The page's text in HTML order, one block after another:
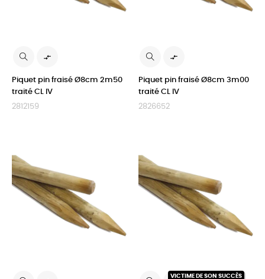

Piquet pin fraisé Ø8cm 2m50
traité CL IV
2812159

Piquet pin fraisé Ø8cm 3m00
traité CL IV
2826652
VICTIME DE SON SUCCÈS